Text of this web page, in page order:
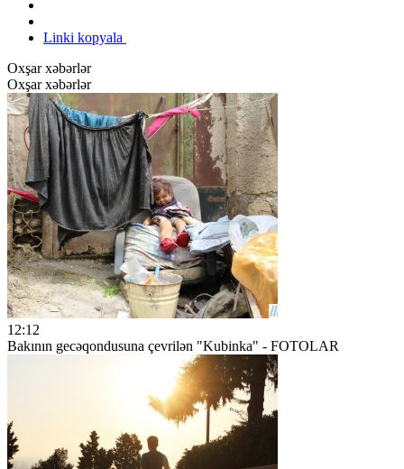
Linki kopyala
Oxşar xəbərlər
Oxşar xəbərlər
12:12
Bakının gecəqondusuna çevrilən "Kubinka" - FOTOLAR